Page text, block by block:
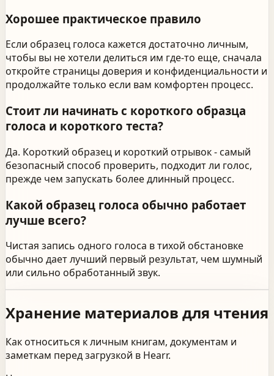
Хорошее практическое правило
Если образец голоса кажется достаточно личным,
чтобы вы не хотели делиться им где-то еще, сначала
откройте страницы доверия и конфиденциальности и
продолжайте только если вам комфортен процесс.
Стоит ли начинать с короткого образца
голоса и короткого теста?
Да. Короткий образец и короткий отрывок - самый
безопасный способ проверить, подходит ли голос,
прежде чем запускать более длинный процесс.
Какой образец голоса обычно работает
лучше всего?
Чистая запись одного голоса в тихой обстановке
обычно дает лучший первый результат, чем шумный
или сильно обработанный звук.
Хранение материалов для чтения
Как относиться к личным книгам, документам и
заметкам перед загрузкой в Hearr.